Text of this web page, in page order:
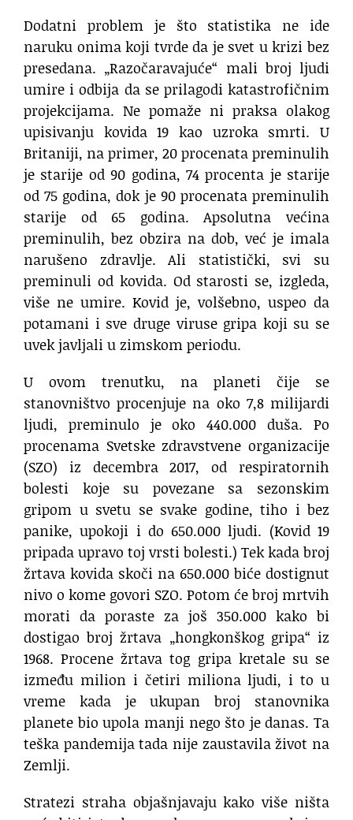
Dodatni problem je što statistika ne ide
naruku onima koji tvrde da je svet u krizi bez
presedana. „Razočaravajuće“ mali broj ljudi
umire i odbija da se prilagodi katastrofičnim
projekcijama. Ne pomaže ni praksa olakog
upisivanju kovida 19 kao uzroka smrti. U
Britaniji, na primer, 20 procenata preminulih
je starije od 90 godina, 74 procenta je starije
od 75 godina, dok je 90 procenata preminulih
starije od 65 godina. Apsolutna većina
preminulih, bez obzira na dob, već je imala
narušeno zdravlje. Ali statistički, svi su
preminuli od kovida. Od starosti se, izgleda,
više ne umire. Kovid je, volšebno, uspeo da
potamani i sve druge viruse gripa koji su se
uvek javljali u zimskom periodu.
U ovom trenutku, na planeti čije se
stanovništvo procenjuje na oko 7,8 milijardi
ljudi, preminulo je oko 440.000 duša. Po
procenama Svetske zdravstvene organizacije
(SZO) iz decembra 2017, od respiratornih
bolesti koje su povezane sa sezonskim
gripom u svetu se svake godine, tiho i bez
panike, upokoji i do 650.000 ljudi. (Kovid 19
pripada upravo toj vrsti bolesti.) Tek kada broj
žrtava kovida skoči na 650.000 biće dostignut
nivo o kome govori SZO. Potom će broj mrtvih
morati da poraste za još 350.000 kako bi
dostigao broj žrtava „hongkonškog gripa“ iz
1968. Procene žrtava tog gripa kretale su se
između milion i četiri miliona ljudi, i to u
vreme kada je ukupan broj stanovnika
planete bio upola manji nego što je danas. Ta
teška pandemija tada nije zaustavila život na
Zemlji.
Stratezi straha objašnjavaju kako više ništa